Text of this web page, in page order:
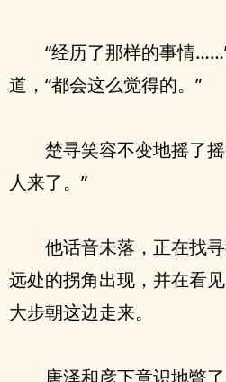
“经历了那样的事情
道，“都会这么觉得的。”
楚寻笑容不变地摇了
人来了。”
他话音未落，正在找
远处的拐角出现，并在看
大步朝这边走来。
唐泽和彦下意识地瞥